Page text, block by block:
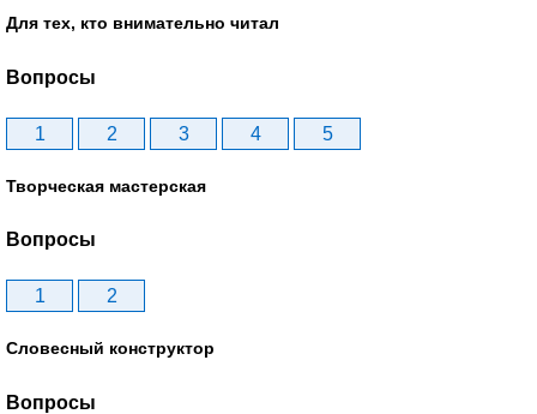
Для тех, кто внимательно читал
Вопросы
1 2 3 4 5
Творческая мастерская
Вопросы
1 2
Словесный конструктор
Вопросы